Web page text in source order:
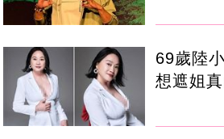
69歲陸
想遮姐真